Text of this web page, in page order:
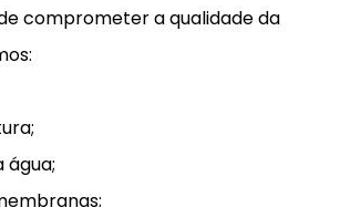
comprometer a qualidade da
água;